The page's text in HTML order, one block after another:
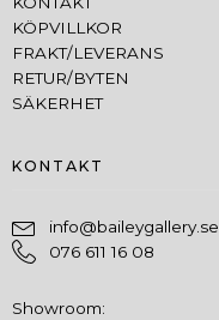
KÖPVILLKOR
FRAKT/LEVERANS
RETUR/BYTEN
SÄKERHET
KONTAKT
info@baileygallery.se
076 611 16 08
Showroom: